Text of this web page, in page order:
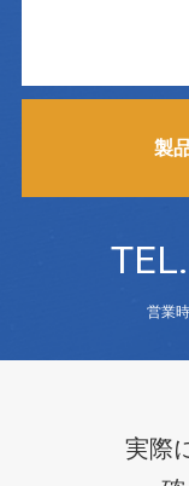
製
営業
実際